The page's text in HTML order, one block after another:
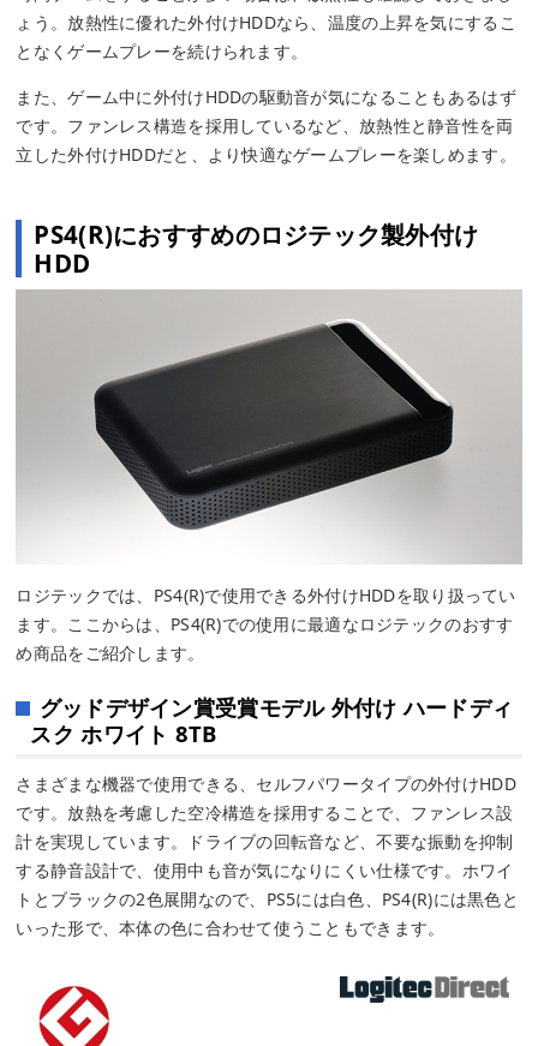
ょう。放熱性に優れた外付けHDDなら、温度の上昇を気にするこ
となくゲームプレーを続けられます。
また、ゲーム中に外付けHDDの駆動音が気になることもあるはず
です。ファンレス構造を採用しているなど、放熱性と静音性を両
立した外付けHDDだと、より快適なゲームプレーを楽しめます。
PS4(R)におすすめのロジテック製外付け
HDD
ロジテックでは、PS4(R)で使用できる外付けHDDを取り扱ってい
ます。ここからは、PS4(R)での使用に最適なロジテックのおすす
め商品をご紹介します。
グッドデザイン賞受賞モデル 外付け ハードディ
スク ホワイト 8TB
さまざまな機器で使用できる、セルフパワータイプの外付けHDD
です。放熱を考慮した空冷構造を採用することで、ファンレス設
計を実現しています。ドライブの回転音など、不要な振動を抑制
する静音設計で、使用中も音が気になりにくい仕様です。ホワイ
トとブラックの2色展開なので、PS5には白色、PS4(R)には黒色と
いった形で、本体の色に合わせて使うこともできます。